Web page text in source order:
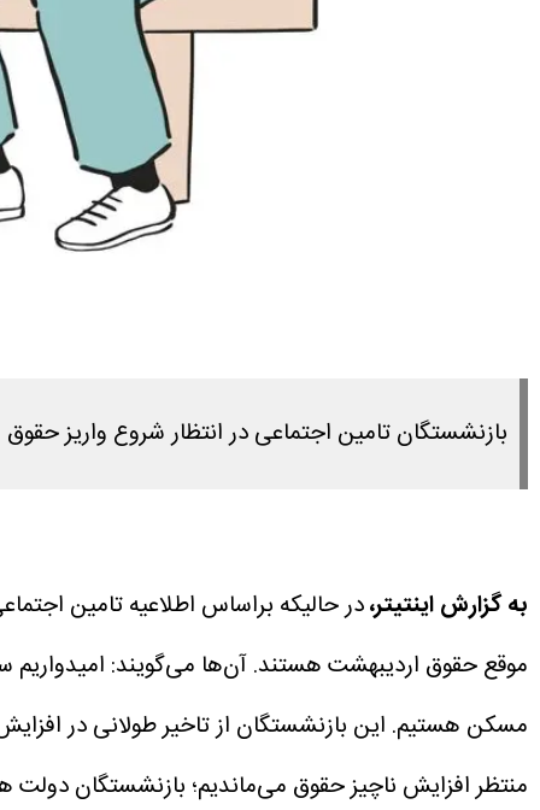
بازنشستگان تامین اجتماعی در انتظار شروع واریز
به گزارش اینتیتر،در حالیکه براساس اطلاعیه تامین
موقع حقوق اردیبهشت هستند.آن‌ها می‌گویند:
مسکن هستیم. این بازنشستگان از تاخیر طولانی در
منتظر افزایش ناچیز حقوق می‌ماندیم؛ بازنشستگان